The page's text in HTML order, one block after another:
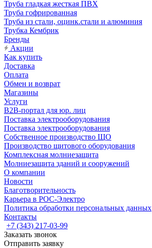
Труба гладкая жесткая ПВХ
Труба гофрированная
Труба из стали, оцинк.стали и алюминия
Трубка Кембрик
Бренды
Акции
Как купить
Доставка
Оплата
Обмен и возврат
Магазины
Услуги
B2B-портал для юр. лиц
Поставка электрооборудования
Поставка электрооборудования
Собственное производство ЩО
Производство щитового оборудования
Комплексная молниезащита
Молниезащита зданий и сооружений
О компании
Новости
Благотворительность
Карьера в РОС-Электро
Политика обработки персональных данных
Контакты
+7 (343) 217-03-99
Заказать звонок
Отправить заявку